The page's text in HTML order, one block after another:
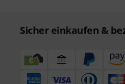
Sicher einkaufen &